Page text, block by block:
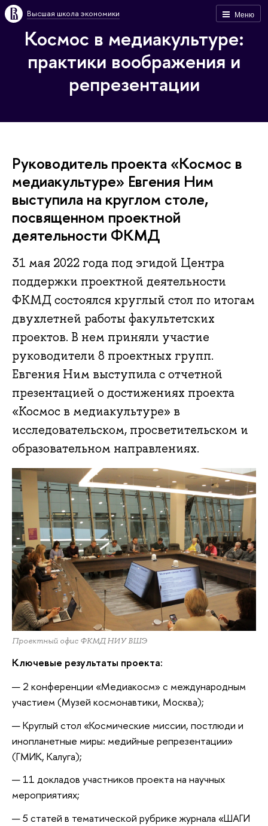
Меню
Высшая школа экономики
Космос в медиакультуре:
практики воображения и
репрезентации
Руководитель проекта «Космос в
медиакультуре» Евгения Ним
выступила на круглом столе,
посвященном проектной
деятельности ФКМД
31 мая 2022 года под эгидой Центра
поддержки проектной деятельности
ФКМД состоялся круглый стол по итогам
двухлетней работы факультетских
проектов. В нем приняли участие
руководители 8 проектных групп.
Евгения Ним выступила с отчетной
презентацией о достижениях проекта
«Космос в медиакультуре» в
исследовательском, просветительском и
образовательном направлениях.
Проектный офис ФКМД НИУ ВШЭ
Ключевые результаты проекта:
2 конференции «Медиакосм» с международным
участием (Музей космонавтики, Москва);
Круглый стол «Космические миссии, постлюди и
инопланетные миры: медийные репрезентации»
(ГМИК, Калуга);
11 докладов участников проекта на научных
мероприятиях;
5 статей в тематической рубрике журнала «ШАГИ